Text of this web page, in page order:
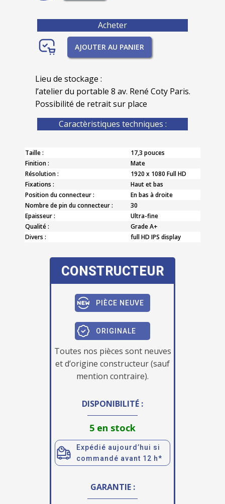
Acheter
AJOUTER AU PANIER
Lieu de stockage :
l’atelier du portable 8 av. René Coty Paris.
Possibilité de retrait sur place
Caractèristiques techniques :
Taille :
17,3 pouces
Finition :
Mate
Résolution :
1920 x 1080 Full HD
Fixations :
Haut et bas
Position du connecteur :
En bas à droite
Nombre de pin du connecteur :
30
Epaisseur :
Ultra-fine
Qualité :
Grade A+
Divers :
full HD IPS display
CONSTRUCTEUR
PIÈCE NEUVE
ORIGINALE
Toutes nos pièces sont neuves
et d’origine constructeur (sauf
mention contraire).
DISPONIBILITÉ :
5 en stock
Expédié aujourd’hui si
commandé avant 12 h*
GARANTIE :